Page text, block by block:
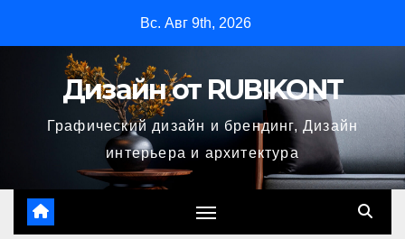
содержимому
Вс. Авг 9th, 2026
Дизайн от RUBIKONT
Графический дизайн и брендинг, Дизайн
интерьера и архитектура